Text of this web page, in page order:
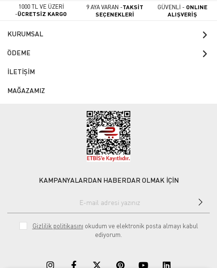
1000 TL VE ÜZERİ
-ÜCRETSİZ KARGO
9 AYA VARAN -TAKSİT
SEÇENEKLERİ
GÜVENLİ - ONLINE
ALIŞVERİŞ
KURUMSAL
ÖDEME
İLETİŞİM
MAĞAZAMIZ
KAMPANYALARDAN HABERDAR OLMAK İÇİN
Gizlilik politikasını okudum ve elektronik posta almayı kabul
ediyorum.